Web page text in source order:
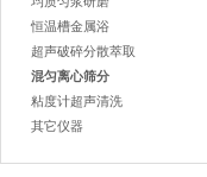
恒温槽金属浴
超声破碎分散萃取
混匀离心筛分
粘度计超声清洗
其它仪器